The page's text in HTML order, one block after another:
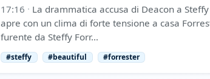
17:16 · La drammatica accusa di Deacon a
apre con un clima di forte tensione a casa
furente da Steffy Forr…
#steffy #beautiful #forrester